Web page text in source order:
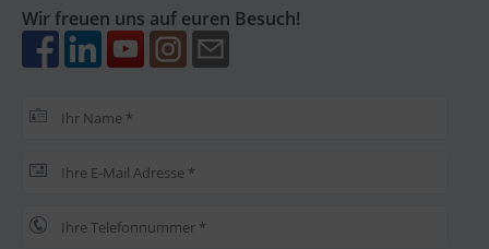
Wir freuen uns auf euren Besuch!
Bitte lasse dieses Feld leer.
Bitte lasse dieses Feld leer.